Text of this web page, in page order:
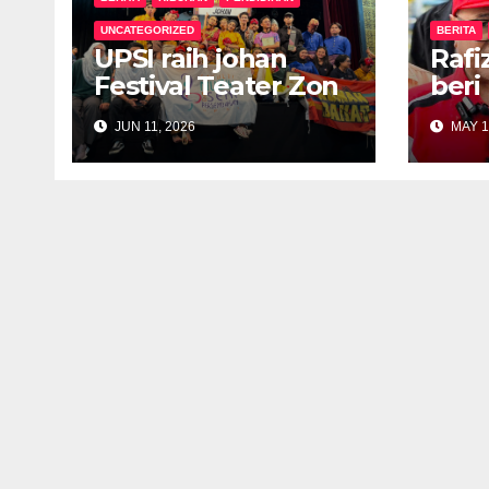
UNCATEGORIZED
UPSI raih johan
Festival Teater Zon
Utara 2026
JUN 11, 2026
BERITA
beri
MAY